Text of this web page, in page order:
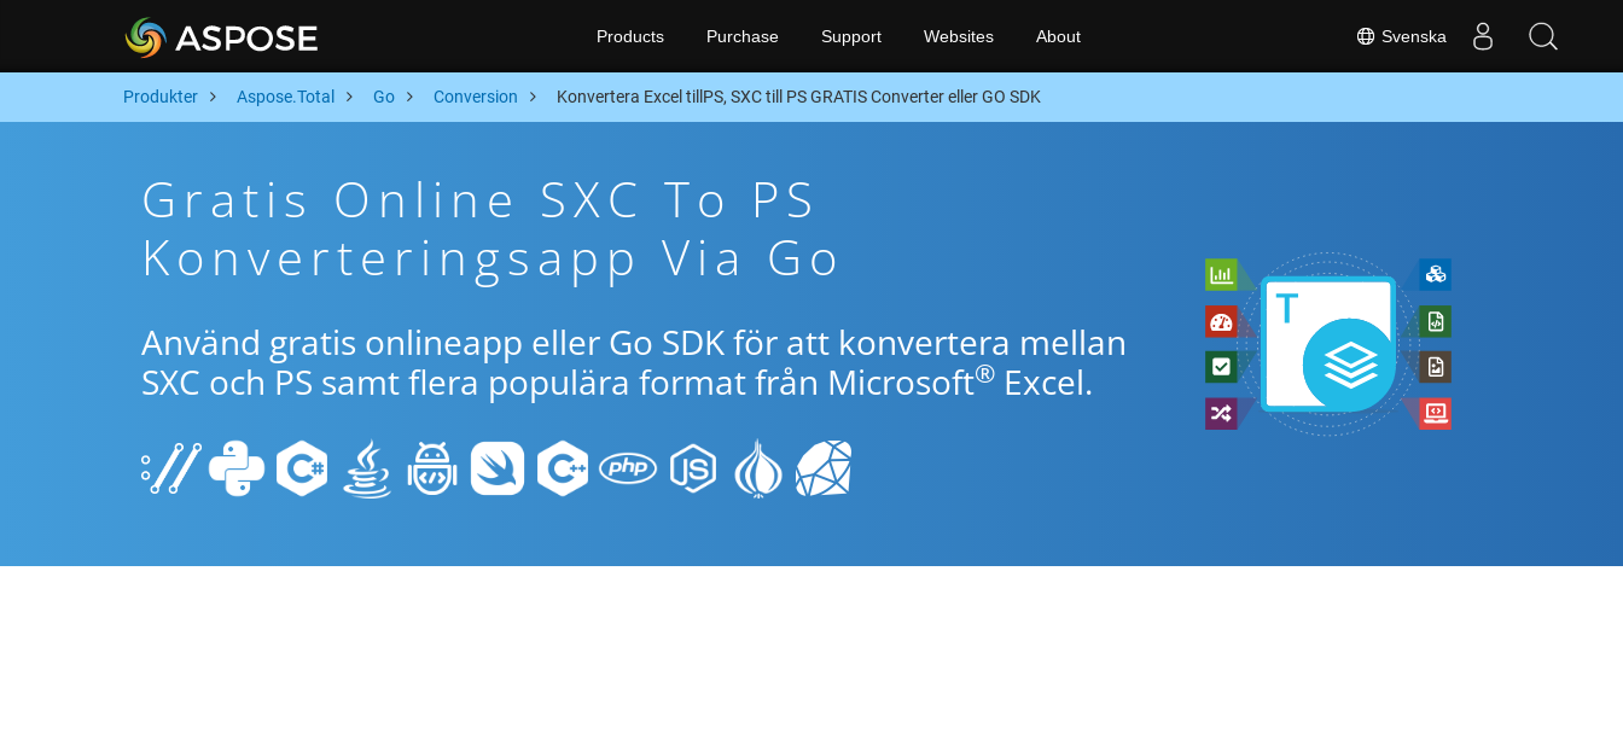
Svenska
Products Purchase Support Websites About
Produkter Aspose.Total Go Conversion Konvertera Excel tillPS, SXC till PS GRATIS Converter eller GO SDK
Gratis Online SXC To PS
Konverteringsapp Via Go
Använd gratis onlineapp eller Go SDK för att konvertera mellan
SXC och PS samt flera populära format från Microsoft® Excel.